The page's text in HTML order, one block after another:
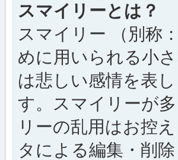
スマイリーとは？
スマイリー （別称
めに用いられる小
は悲しい感情を表
す。スマイリーが
リーの乱用はお控
タによる編集・削